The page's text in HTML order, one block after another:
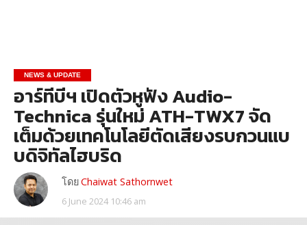
NEWS & UPDATE
อาร์ทีบีฯ เปิดตัวหูฟัง Audio-
Technica รุ่นใหม่ ATH-TWX7 จัด
เต็มด้วยเทคโนโลยีตัดเสียงรบกวนแบ
บดิจิทัลไฮบริด
โดยChaiwat Sathornwet
6 June 2024 10:46 am